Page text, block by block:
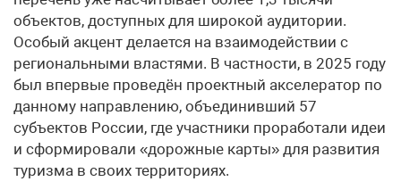
объектов, доступных для широкой аудитории.
Особый акцент делается на взаимодействии с
региональными властями. В частности, в 2025 году
был впервые проведён проектный акселератор по
данному направлению, объединивший 57
субъектов России, где участники проработали идеи
и сформировали «дорожные карты» для развития
туризма в своих территориях.